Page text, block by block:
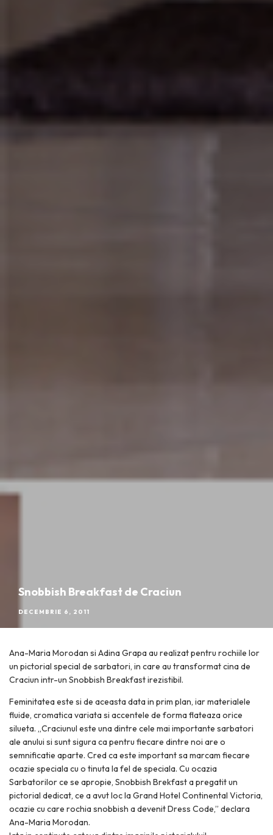
Snobbish Breakfast de Craciun
DECEMBRIE 6, 2011
Ana-Maria Morodan si Adina Grapa au realizat pentru rochiile lor
un pictorial special de sarbatori, in care au transformat cina de
Craciun intr-un Snobbish Breakfast irezistibil.
Feminitatea este si de aceasta data in prim plan, iar materialele
fluide, cromatica variata si accentele de forma flateaza orice
silueta. „Craciunul este una dintre cele mai importante sarbatori
ale anului si sunt sigura ca pentru fiecare dintre noi are o
semnificatie aparte. Cred ca este important sa marcam fiecare
ocazie speciala cu o tinuta la fel de speciala. Cu ocazia
Sarbatorilor ce se apropie, Snobbish Brekfast a pregatit un
pictorial dedicat, ce a avut loc la Grand Hotel Continental Victoria,
ocazie cu care rochia snobbish a devenit Dress Code,” declara
Ana-Maria Morodan.